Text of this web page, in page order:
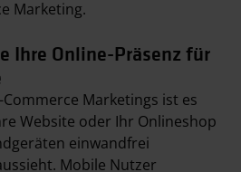
Marketing.
Ihre Online-Präsenz für
Marketings ist es
Website oder Ihr Onlineshop
einwandfrei
Mobile Nutzer